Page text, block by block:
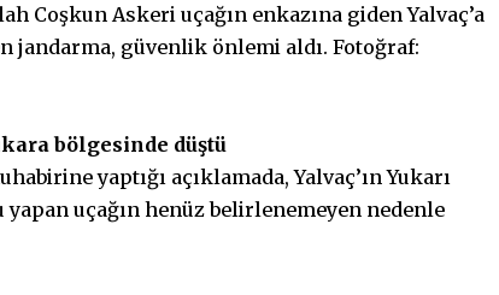
Coşkun Askeri uçağın enkazına giden Yalvaç’a
jandarma, güvenlik önlemi aldı. Fotoğraf:
bölgesinde düştü
yaptığı açıklamada, Yalvaç’ın Yukarı
yapan uçağın henüz belirlenemeyen nedenle